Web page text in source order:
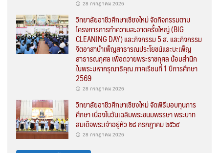
28 กรกฎาคม 2026
วิทยาลัยอาชีวศึกษาเชียงใหม่ จัดกิจกรรมตาม
โครงการการทำความสะอาดครั้งใหญ่ (BIG
CLEANING DAY) และกิจกรรม 5 ส. และกิจกรรม
จิตอาสาบำเพ็ญสาธารณประโยชน์และบะเพ็ญ
สาธารณกุศล เพื่อถวายพระราชกุศล น้อมสำนึก
ในพระมหากรุณาธิคุณ ภาคเรียนที่ 1 ปีการศึกษา
2569
28 กรกฎาคม 2026
วิทยาลัยอาชีวศึกษาเชียงใหม่ จัดพิธีมอบทุนการ
ศึกษา เนื่องในวันเฉลิมพระชนมพรรษา พระบาท
สมเด็จพระเจ้าอยู่หัว ๒๘ กรกฎาคม ๒๕๖๙
28 กรกฎาคม 2026